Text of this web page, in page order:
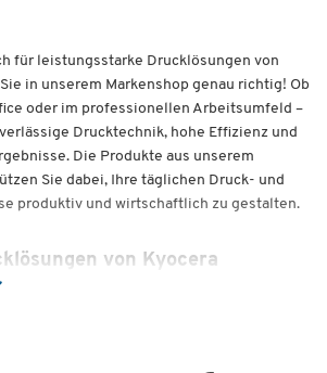
für leistungsstarke Drucklösungen von
in unserem Markenshop genau richtig! Ob
oder im professionellen Arbeitsumfeld –
Drucktechnik, hohe Effizienz und
Die Produkte aus unserem
Sie dabei, Ihre täglichen Druck- und
produktiv und wirtschaftlich zu gestalten.
von Kyocera